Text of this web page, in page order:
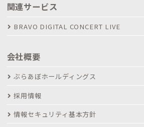
関連サービス
BRAVO DIGITAL CONCERT LIVE
会社概要
ぶらあぼホールディングス
採用情報
情報セキュリティ基本方針